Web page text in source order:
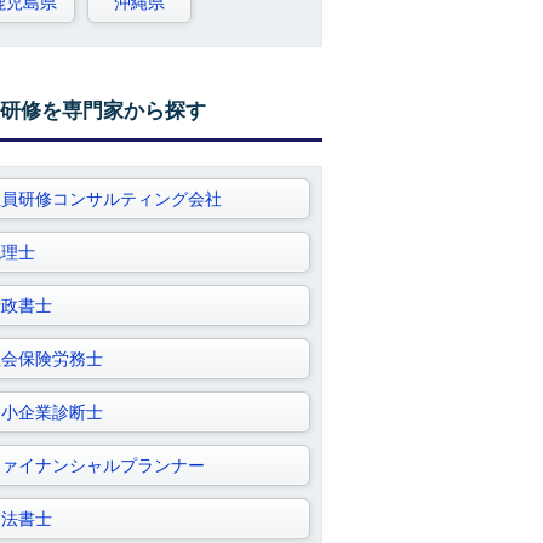
修を専門家から探す
研修コンサルティング会社
士
書士
保険労務士
企業診断士
イナンシャルプランナー
書士